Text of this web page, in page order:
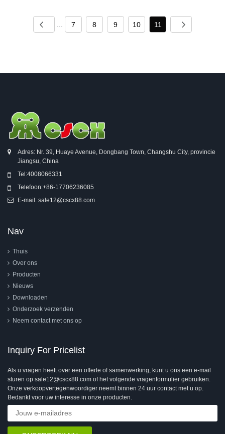
7 8 9 10 11
Adres: Nr. 39, Huaye Avenue, Dongbang Town, Changshu City, provincie
Jiangsu, China
Tel:4008066331
Telefoon:+86-17706236085
E-mail: sale12@cscx88.com
Nav
Thuis
Over ons
Producten
Nieuws
Downloaden
Onderzoek verzenden
Neem contact met ons op
Inquiry For Pricelist
Als u vragen heeft over een offerte of samenwerking, kunt u ons een e-mail
sturen op sale12@cscx88.com of het volgende vragenformulier gebruiken.
Onze verkoopvertegenwoordiger neemt binnen 24 uur contact met u op.
Bedankt voor uw interesse in onze producten.